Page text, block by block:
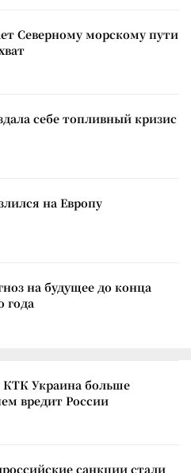
Северному морскому пути
себе топливный кризис
на Европу
на будущее до конца
года
КТК Украина больше
вредит России
санкции стали